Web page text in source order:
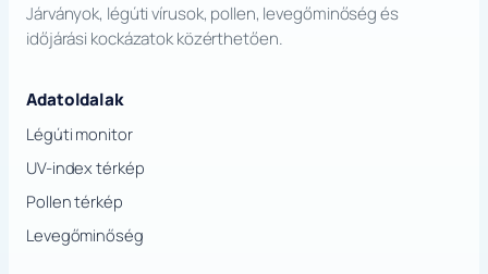
Járványok, légúti vírusok, pollen, levegőminőség és
időjárási kockázatok közérthetően.
Adatoldalak
Légúti monitor
UV-index térkép
Pollen térkép
Levegőminőség